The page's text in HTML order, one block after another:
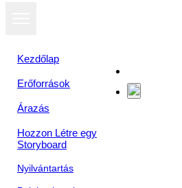
Kezdőlap
Erőforrások
Árazás
Hozzon Létre egy
Storyboard
Nyilvántartás
Megtekintés
diavetítésként